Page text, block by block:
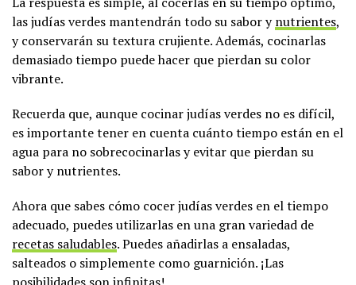
las judías verdes mantendrán todo su sabor ynutrientes,
y conservarán su textura crujiente. Además, cocinarlas
demasiado tiempo puede hacer que pierdan su color
vibrante.
Recuerda que, aunque cocinar judías verdes no es difícil,
es importante tener en cuenta cuánto tiempo están en el
agua para no sobrecocinarlas y evitar que pierdan su
sabor y nutrientes.
Ahora que sabes cómo cocer judías verdes en el tiempo
adecuado, puedes utilizarlas en una gran variedad de
recetas saludables. Puedes añadirlas a ensaladas,
salteados o simplemente como guarnición. ¡Las